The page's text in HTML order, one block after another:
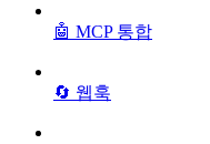
🤖 MCP 통합
🔄 웹훅